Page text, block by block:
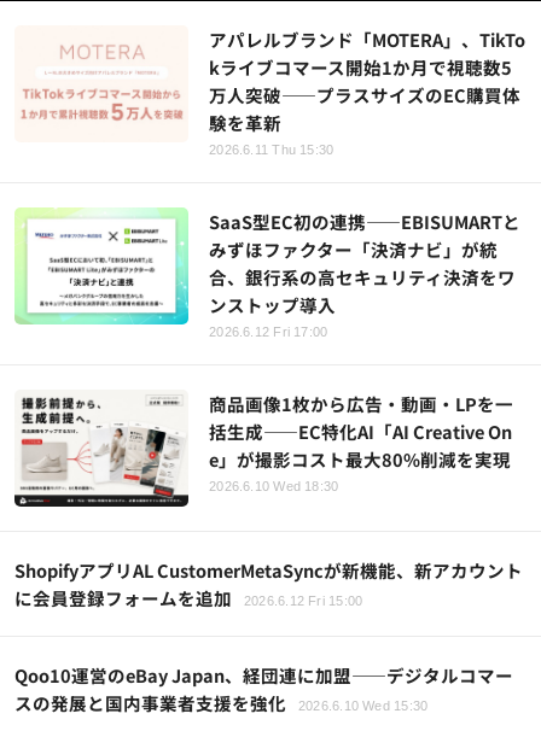
アパレルブランド「MOTERA」、TikTo
kライブコマース開始1か月で視聴数5
万人突破——プラスサイズのEC購買体
験を革新
2026.6.11 Thu 15:30
SaaS型EC初の連携——EBISUMARTと
みずほファクター「決済ナビ」が統
合、銀行系の高セキュリティ決済をワ
ンストップ導入
2026.6.12 Fri 17:00
商品画像1枚から広告・動画・LPを一
括生成――EC特化AI「AI Creative On
e」が撮影コスト最大80%削減を実現
2026.6.10 Wed 18:30
ShopifyアプリAL CustomerMetaSyncが新機能、新アカウント
に会員登録フォームを追加
2026.6.12 Fri 15:00
Qoo10運営のeBay Japan、経団連に加盟——デジタルコマー
スの発展と国内事業者支援を強化
2026.6.10 Wed 15:30